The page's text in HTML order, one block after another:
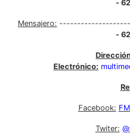
-
Mensajero:
-
Electrónico:
Facebook:
Twiter: